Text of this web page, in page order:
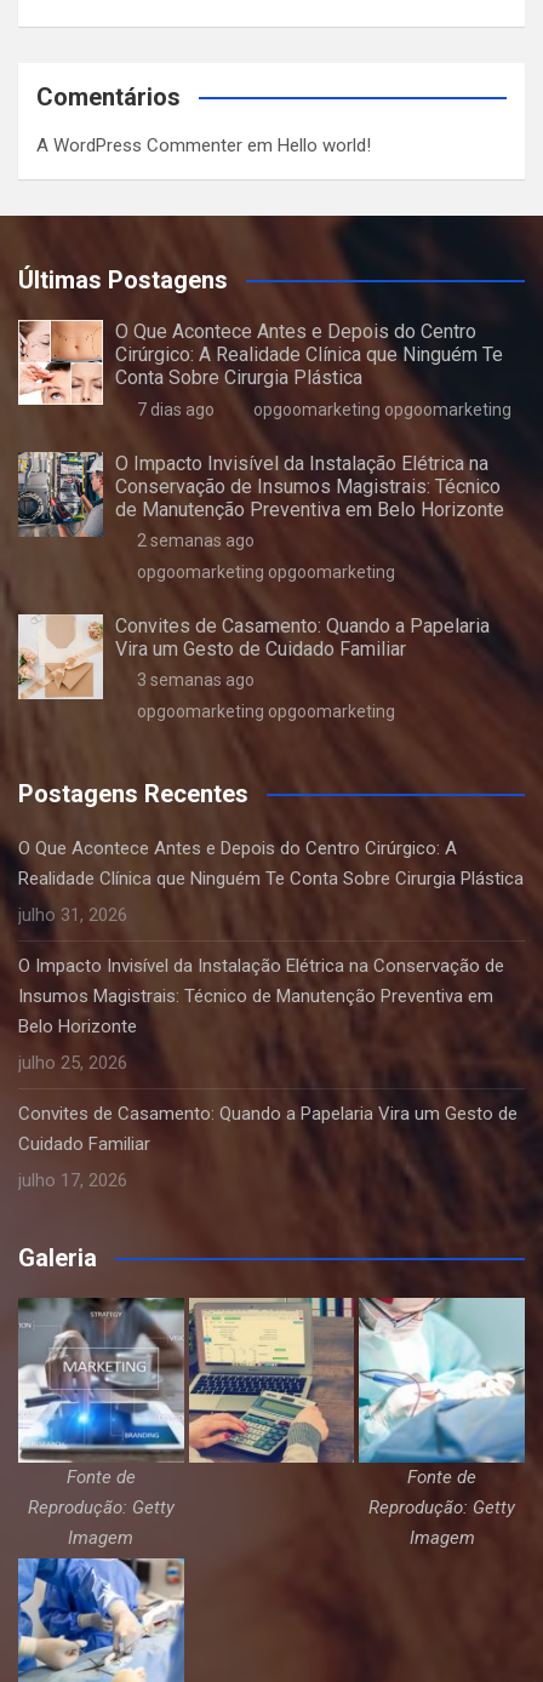
Comentários
A WordPress Commenter em Hello world!
Últimas Postagens
O Que Acontece Antes e Depois do Centro
Cirúrgico: A Realidade Clínica que Ninguém Te
Conta Sobre Cirurgia Plástica
7 dias ago opgoomarketing opgoomarketing
O Impacto Invisível da Instalação Elétrica na
Conservação de Insumos Magistrais: Técnico
de Manutenção Preventiva em Belo Horizonte
2 semanas ago
opgoomarketing opgoomarketing
Convites de Casamento: Quando a Papelaria
Vira um Gesto de Cuidado Familiar
3 semanas ago
opgoomarketing opgoomarketing
Postagens Recentes
O Que Acontece Antes e Depois do Centro Cirúrgico: A
Realidade Clínica que Ninguém Te Conta Sobre Cirurgia Plástica
julho 31, 2026
O Impacto Invisível da Instalação Elétrica na Conservação de
Insumos Magistrais: Técnico de Manutenção Preventiva em
Belo Horizonte
julho 25, 2026
Convites de Casamento: Quando a Papelaria Vira um Gesto de
Cuidado Familiar
julho 17, 2026
Galeria
Fonte de
Reprodução: Getty
Imagem
Fonte de
Reprodução: Getty
Imagem